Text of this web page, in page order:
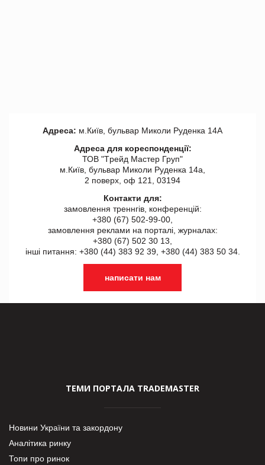
Адреса: м.Київ, бульвар Миколи Руденка 14А
Адреса для кореспонденції:
ТОВ "Tрейд Мастер Груп"
м.Київ, бульвар Миколи Руденка 14а,
2 поверх, оф 121, 03194
Контакти для:
замовлення треннгів, конференцій:
+380 (67) 502-99-00,
замовлення реклами на порталі, журналах:
+380 (67) 502 30 13,
інші питання: +380 (44) 383 92 39, +380 (44) 383 50 34.
написати нам
ТЕМИ ПОРТАЛА TRADEMASTER
Новини України та закордону
Аналітика ринку
Топи про ринок